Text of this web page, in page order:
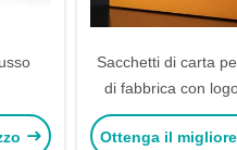
Sacchetti di carta
di fabbrica con
sacchetti di carta
sacchetto di
Ottenga il